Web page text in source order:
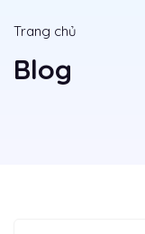
Trang chủ
Blog